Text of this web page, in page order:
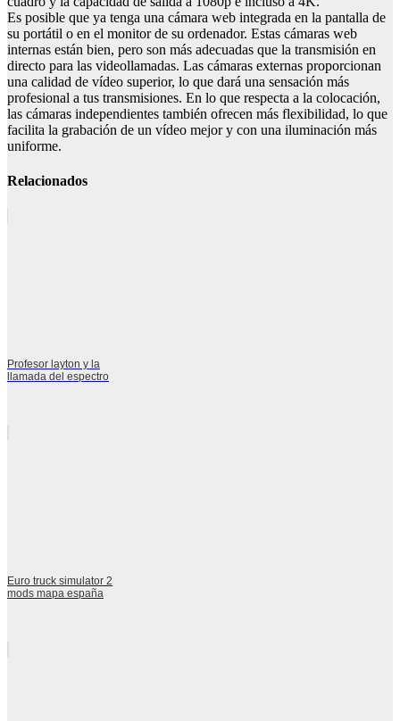
Es posible que ya tenga una cámara web integrada en la pantalla de
su portátil o en el monitor de su ordenador. Estas cámaras web
internas están bien, pero son más adecuadas que la transmisión en
directo para las videollamadas. Las cámaras externas proporcionan
una calidad de vídeo superior, lo que dará una sensación más
profesional a tus transmisiones. En lo que respecta a la colocación,
las cámaras independientes también ofrecen más flexibilidad, lo que
facilita la grabación de un vídeo mejor y con una iluminación más
uniforme.
Relacionados
Profesor layton y la
llamada del espectro
Euro truck simulator 2
mods mapa españa